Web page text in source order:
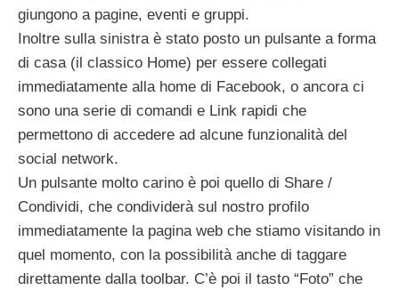
giungono a pagine, eventi e gruppi.
Inoltre sulla sinistra è stato posto un pulsante a forma
di casa (il classico Home) per essere collegati
immediatamente alla home di Facebook, o ancora ci
sono una serie di comandi e Link rapidi che
permettono di accedere ad alcune funzionalità del
social network.
Un pulsante molto carino è poi quello di Share /
Condividi, che condividerà sul nostro profilo
immediatamente la pagina web che stiamo visitando in
quel momento, con la possibilità anche di taggare
direttamente dalla toolbar. C’è poi il tasto “Foto” che